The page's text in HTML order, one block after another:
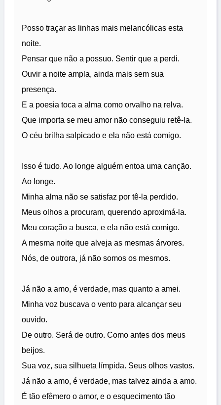
Posso traçar as linhas mais melancólicas esta
noite.
Pensar que não a possuo. Sentir que a perdi.
Ouvir a noite ampla, ainda mais sem sua
presença.
E a poesia toca a alma como orvalho na relva.
Que importa se meu amor não conseguiu retê-la.
O céu brilha salpicado e ela não está comigo.
Isso é tudo. Ao longe alguém entoa uma canção.
Ao longe.
Minha alma não se satisfaz por tê-la perdido.
Meus olhos a procuram, querendo aproximá-la.
Meu coração a busca, e ela não está comigo.
A mesma noite que alveja as mesmas árvores.
Nós, de outrora, já não somos os mesmos.
Já não a amo, é verdade, mas quanto a amei.
Minha voz buscava o vento para alcançar seu
ouvido.
De outro. Será de outro. Como antes dos meus
beijos.
Sua voz, sua silhueta límpida. Seus olhos vastos.
Já não a amo, é verdade, mas talvez ainda a amo.
É tão efêmero o amor, e o esquecimento tão